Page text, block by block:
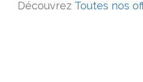
Découvrez Toutes nos